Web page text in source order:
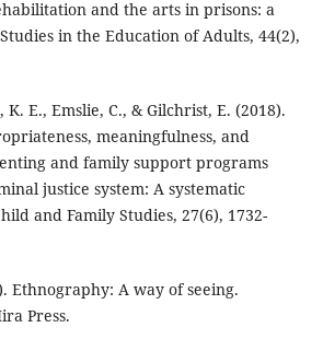
and the arts in prisons: a
in the Education of Adults, 44(2),
K. E., Emslie, C., & Gilchrist, E. (2018).
meaningfulness, and
and family support programs
justice system: A systematic
and Family Studies, 27(6), 1732-
Ethnography: A way of seeing.
Press.